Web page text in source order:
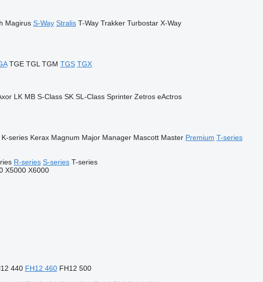
Magirus S-Way Stralis T-Way Trakker Turbostar X-Way
TGE TGL TGM TGS TGX
LK MB S-Class SK SL-Class Sprinter Zetros eActros
K-series Kerax Magnum Major Manager Mascott Master Premium T-series
R-series S-series T-series
X5000 X6000
440 FH12 460 FH12 500